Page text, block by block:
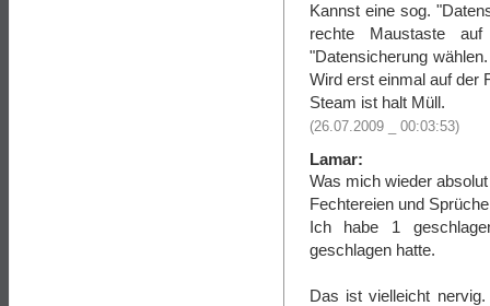
Kannst eine sog.
rechte Maustaste
"Datensicherung
Wird erst einmal auf der
Steam ist halt Müll.
(26.07.2009 _ 00:03:53)
Lamar:
Was mich wieder
Fechtereien und
Ich habe 1
geschlagen hatte.
Das ist vielleicht